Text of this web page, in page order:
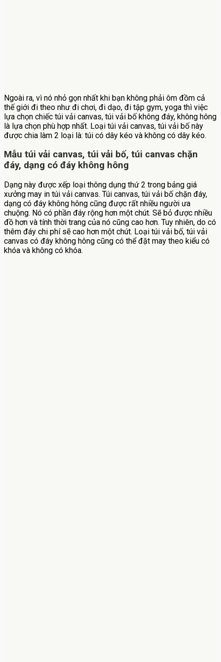
Ngoài ra, vì nó nhỏ gọn nhất khi bạn không phải ôm đồm cả
thế giới đi theo như đi chơi, đi dạo, đi tập gym, yoga thì việc
lựa chọn chiếc túi vải canvas, túi vải bố không đáy, không hông
là lựa chọn phù hợp nhất. Loại túi vải canvas, túi vải bố này
được chia làm 2 loại là: túi có dây kéo và không có dây kéo.
Mẫu túi vải canvas, túi vải bố, túi canvas chặn
đáy, dạng có đáy không hông
Dạng này được xếp loại thông dụng thứ 2 trong bảng giá
xưởng may in túi vải canvas. Túi canvas, túi vải bố chặn đáy,
dạng có đáy không hông cũng được rất nhiều người ưa
chuộng. Nó có phần đáy rộng hơn một chút. Sẽ bỏ được nhiều
đồ hơn và tính thời trang của nó cũng cao hơn. Tuy nhiên, do có
thêm đáy chi phí sẽ cao hơn một chút. Loại túi vải bố, túi vải
canvas có đáy không hông cũng có thể đặt may theo kiểu có
khóa và không có khóa.